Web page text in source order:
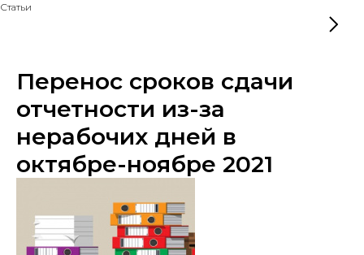
Статьи
Перенос сроков сдачи
отчетности из-за
нерабочих дней в
октябре-ноябре 2021